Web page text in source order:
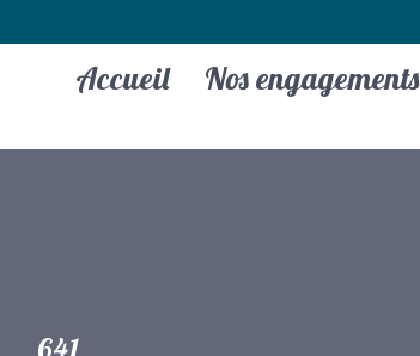
Accueil Nos engagements
641